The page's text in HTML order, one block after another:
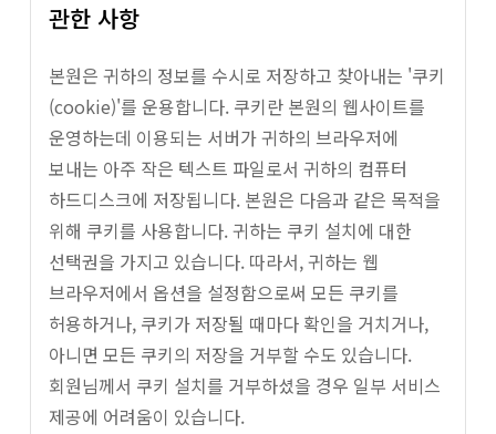
관한 사항
본원은 귀하의 정보를 수시로 저장하고 찾아내는 '쿠키
(cookie)'를 운용합니다. 쿠키란 본원의 웹사이트를
운영하는데 이용되는 서버가 귀하의 브라우저에
보내는 아주 작은 텍스트 파일로서 귀하의 컴퓨터
하드디스크에 저장됩니다. 본원은 다음과 같은 목적을
위해 쿠키를 사용합니다. 귀하는 쿠키 설치에 대한
선택권을 가지고 있습니다. 따라서, 귀하는 웹
브라우저에서 옵션을 설정함으로써 모든 쿠키를
허용하거나, 쿠키가 저장될 때마다 확인을 거치거나,
아니면 모든 쿠키의 저장을 거부할 수도 있습니다.
회원님께서 쿠키 설치를 거부하셨을 경우 일부 서비스
제공에 어려움이 있습니다.